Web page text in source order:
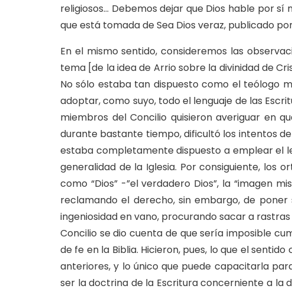
religiosos… Debemos dejar que Dios hable por
que está tomada de Sea Dios veraz, publicado
En el mismo sentido, consideremos las
tema [de la idea de Arrio sobre la divinidad de
No sólo estaba tan dispuesto como el teólogo
adoptar, como suyo, todo el lenguaje de las
miembros del Concilio quisieron averiguar en
durante bastante tiempo, dificultó los intentos
estaba completamente dispuesto a emplear el
generalidad de la Iglesia. Por consiguiente, los
como “Dios” -”el verdadero Dios”, la “imagen
reclamando el derecho, sin embargo, de
ingeniosidad en vano, procurando sacar a
Concilio se dio cuenta de que sería imposible
de fe en la Biblia. Hicieron, pues, lo que el
anteriores, y lo único que puede capacitarla
ser la doctrina de la Escritura concerniente a la